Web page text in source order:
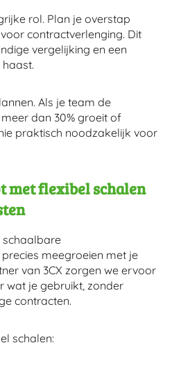
rol. Plan je overstap
contractverlenging. Dit
vergelijking en een
Als je team de
dan 30% groeit of
praktisch noodzakelijk voor
met flexibel schalen
schaalbare
meegroeien met je
van 3CX zorgen we ervoor
wat je gebruikt, zonder
contracten.
schalen: